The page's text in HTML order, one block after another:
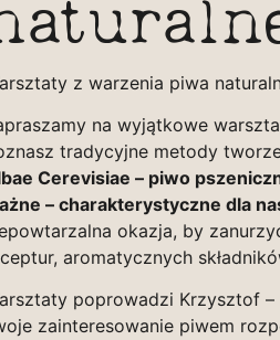
z warzenia piwa
na wyjątkowe
tradycyjne metody
Cerevisiae – piwo
– charakterystyczne dla
okazja, by
aromatycznych
poprowadzi Krzysztof
zainteresowanie piwem